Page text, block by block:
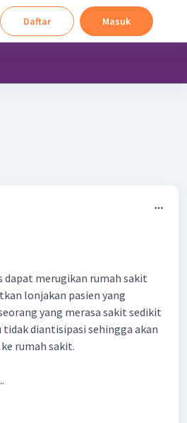
Daftar Masuk
dapat merugikan rumah sakit
lonjakan pasien yang
yang merasa sakit sedikit
diantisipasi sehingga akan
rumah sakit.